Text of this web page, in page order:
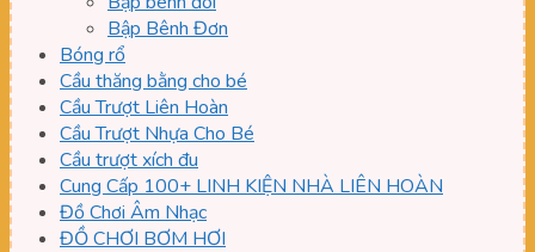
Bập Bênh Đơn
Bóng rổ
Cầu thăng bằng cho bé
Cầu Trượt Liên Hoàn
Cầu Trượt Nhựa Cho Bé
Cầu trượt xích đu
Cung Cấp 100+ LINH KIỆN NHÀ LIÊN HOÀN
Đồ Chơi Âm Nhạc
ĐỒ CHƠI BƠM HƠI